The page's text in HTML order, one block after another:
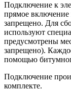
Подключение к
прямое
запрещено. Для
используют
предусмотрены
запрещено).
помощью
Подключение
комплекте.